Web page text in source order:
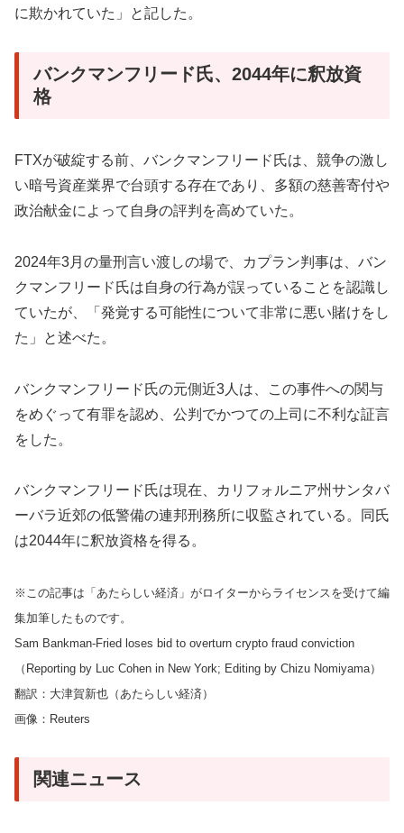
に欺かれていた」と記した。
バンクマンフリード氏、2044年に釈放資
格
FTXが破綻する前、バンクマンフリード氏は、競争の激し
い暗号資産業界で台頭する存在であり、多額の慈善寄付や
政治献金によって自身の評判を高めていた。
2024年3月の量刑言い渡しの場で、カプラン判事は、バン
クマンフリード氏は自身の行為が誤っていることを認識し
ていたが、「発覚する可能性について非常に悪い賭けをし
た」と述べた。
バンクマンフリード氏の元側近3人は、この事件への関与
をめぐって有罪を認め、公判でかつての上司に不利な証言
をした。
バンクマンフリード氏は現在、カリフォルニア州サンタバ
ーバラ近郊の低警備の連邦刑務所に収監されている。同氏
は2044年に釈放資格を得る。
※この記事は「あたらしい経済」がロイターからライセンスを受けて編
集加筆したものです。
Sam Bankman-Fried loses bid to overturn crypto fraud conviction
（Reporting by Luc Cohen in New York; Editing by Chizu Nomiyama）
翻訳：大津賀新也（あたらしい経済）
画像：Reuters
関連ニュース